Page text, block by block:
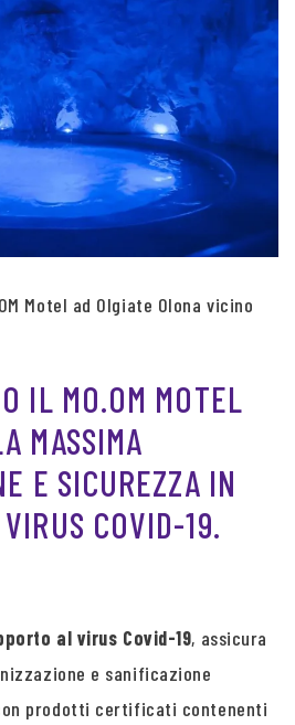
Motel ad Olgiate Olona vicino
IL MO.OM MOTEL
MASSIMA
E SICUREZZA IN
COVID-19.
al virus Covid-19, assicura
e sanificazione
prodotti certificati contenenti